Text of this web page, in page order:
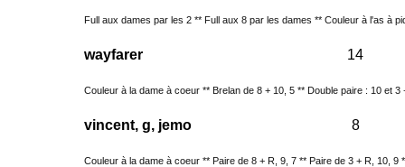
Full aux dames par les 2 ** Full aux 8 par les dames ** Couleur à l'as à
wayfarer 14
Couleur à la dame à coeur ** Brelan de 8 + 10, 5 ** Double paire : 10 et
vincent, g, jemo 8
Couleur à la dame à coeur ** Paire de 8 + R, 9, 7 ** Paire de 3 + R, 10,